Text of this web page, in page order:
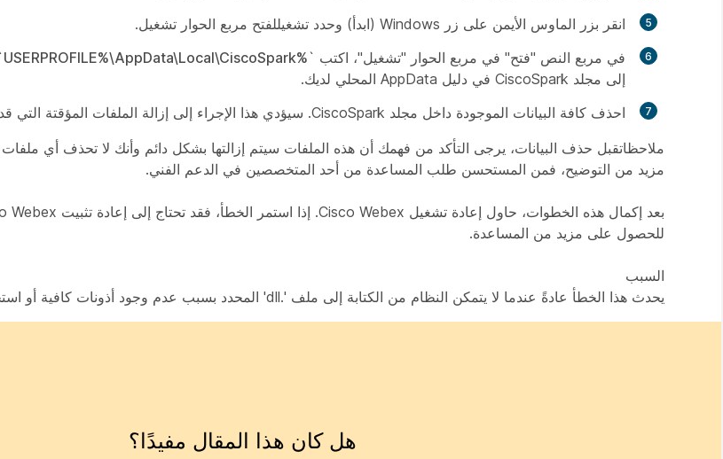
انقر بزر الماوس الأيمن على زر Windows (
ابدأ) وحدد تشغيللفتح مربع الحوار تشغيل.
في مربع النص "فتح" في مربع الحوار "تشغيل"، اكتب `%USERPROFILE%\AppData\Local\CiscoSpark
إلى مجلد CiscoSpark في دليل
AppData المحلي لديك.
احذف كافة البيانات الموجودة داخل مجلد CiscoSpark. سيؤدي هذا الإجراء إلى إزالة الملفات المؤقتة التي قد تكون سببًا للمشكلة.
ملاحظاتقبل حذف البيانات، يرجى التأكد من فهمك أن هذه الملفات سيتم إزالتها بشكل دائم وأنك لا تحذف أي
مزيد من التوضيح، فمن المستحسن طلب المساعدة من أحد المتخصصين في الدعم الفني.
للحصول على مزيد من المساعدة.
السبب
يحدث هذا الخطأ عادةً عندما لا يتمكن النظام من الكتابة إلى ملف '.dll' المحدد بسبب عدم وجود أذونات كافية أو استخدام عملية أخرى للملف.
هل كان هذا المقال مفيدًا؟